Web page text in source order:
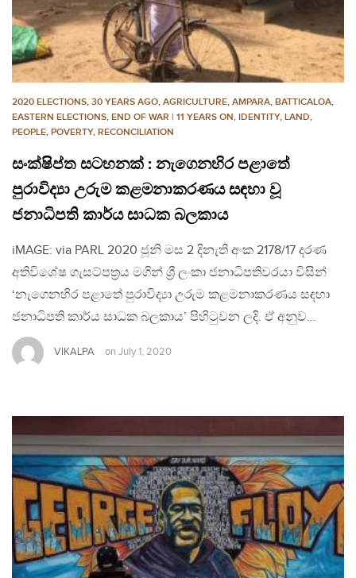
2020 ELECTIONS, 30 YEARS AGO, AGRICULTURE, AMPARA, BATTICALOA,
EASTERN ELECTIONS, END OF WAR | 11 YEARS ON, IDENTITY, LAND,
PEOPLE, POVERTY, RECONCILIATION
සංක්ෂිප්ත සටහනක් : නැගෙනහිර පළාතේ
පුරාවිද්‍යා උරුම කළමනාකරණය සඳහා වූ
ජනාධිපති කාර්ය සාධක බලකාය
iMAGE: via PARL 2020 ජූනි මස 2 දිනැති අංක 2178/17 දරණ
අතිවිශේෂ ගැසට්පත්‍රය මගින් ශ්‍රී ලංකා ජනාධිපතිවරයා විසින්
‘නැගෙනහිර පළාතේ පුරාවිද්‍යා උරුම කළමනාකරණය සඳහා
ජනාධිපති කාර්ය සාධක බලකාය’ පිහිටුවන ලදි. ඒ අනුව…
VIKALPA on July 1, 2020